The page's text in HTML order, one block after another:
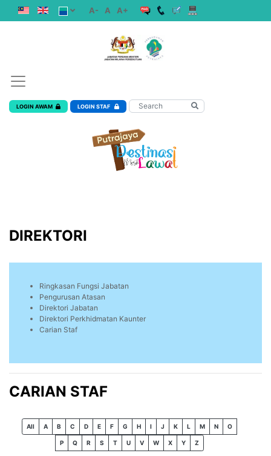
A- A A+
LOGIN AWAM LOGIN STAF
DIREKTORI
Ringkasan Fungsi Jabatan
Pengurusan Atasan
Direktori Jabatan
Direktori Perkhidmatan Kaunter
Carian Staf
CARIAN STAF
All A B C D E F G H I J K L M N O
P Q R S T U V W X Y Z